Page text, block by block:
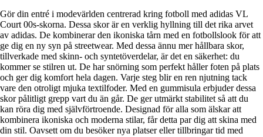
Gör din entré i modevärlden centrerad kring fotboll med adidas VL
Court 00s-skorna. Dessa skor är en verklig hyllning till det rika arvet
av adidas. De kombinerar den ikoniska tårn med en fotbollslook för att
ge dig en ny syn på streetwear. Med dessa ännu mer hållbara skor,
tillverkade med skinn- och syntetöverdelar, är det en säkerhet: du
kommer se stilren ut. De har snörning som perfekt håller foten på plats
och ger dig komfort hela dagen. Varje steg blir en ren njutning tack
vare den otroligt mjuka textilfoder. Med en gummisula erbjuder dessa
skor pålitligt grepp vart du än går. De ger utmärkt stabilitet så att du
kan röra dig med självförtroende. Designad för alla som älskar att
kombinera ikoniska och moderna stilar, får detta par dig att skina med
din stil. Oavsett om du besöker nya platser eller tillbringar tid med